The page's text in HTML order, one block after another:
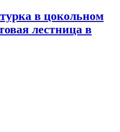
в цокольном
лестница в